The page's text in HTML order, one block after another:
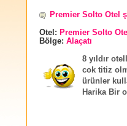
Premier Solto Otel
Otel: Premier Solto Otel
Bölge: Alaçatı
8 yıldır
cok titiz
ürünler
Harika Bir